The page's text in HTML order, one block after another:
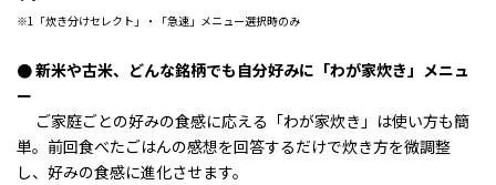
※1「炊き分けセレクト」・「急速」メニュー選択時のみ
● 新米や古米、どんな銘柄でも自分好みに「わが家炊き」メニュ
ー
ご家庭ごとの好みの食感に応える「わが家炊き」は使い方も簡
単。 前回食べたごはんの感想を回答するだけで炊き方を微調整
し、好みの食感に進化させます。